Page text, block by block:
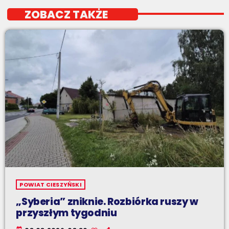
ZOBACZ TAKŻE
POWIAT CIESZYŃSKI
„Syberia” zniknie. Rozbiórka ruszy w
przyszłym tygodniu